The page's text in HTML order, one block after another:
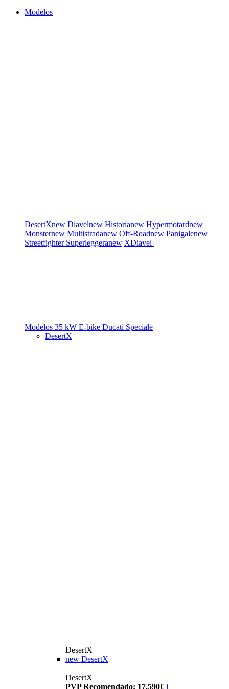
Modelos
DesertXnew Diavelnew Historianew Hypermotardnew
Monsternew Multistradanew Off-Roadnew Panigalenew
Streetfighter Superleggeranew XDiavel
Modelos 35 kW E-bike Ducati Speciale
DesertX
DesertX
new DesertX
DesertX
PVP Recomendado: 17.590€ i